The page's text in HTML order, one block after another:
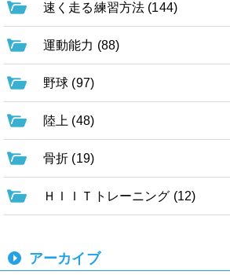
速く走る練習方法 (144)
運動能力 (88)
野球 (97)
陸上 (48)
骨折 (19)
ＨＩＩＴトレーニング (12)
アーカイブ